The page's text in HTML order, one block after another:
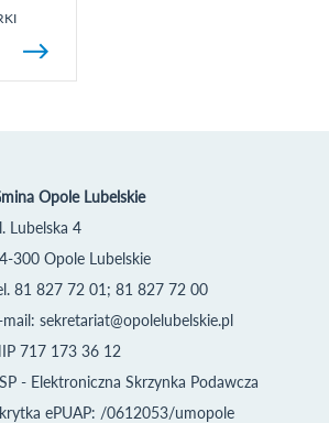
Opole Lubelskie
Lubelska 4
300 Opole Lubelskie
81 827 72 01; 81 827 72 00
mail: sekretariat@opolelubelskie.pl
717 173 36 12
- Elektroniczna Skrzynka Podawcza
ePUAP: /0612053/umopole